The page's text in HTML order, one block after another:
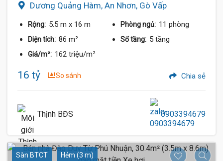
Dương Quảng Hàm, An Nhơn, Gò Vấp
Rộng: 5.5 m x 16 m Phòng ngủ: 11 phòng
Diện tích: 86 m² Số tầng: 5 tầng
Giá/m²: 162 triệu/m²
16 tỷ So sánh Chia sẻ
Thịnh BĐS 0903394679
Sàn BTCT Hẻm (3 m)